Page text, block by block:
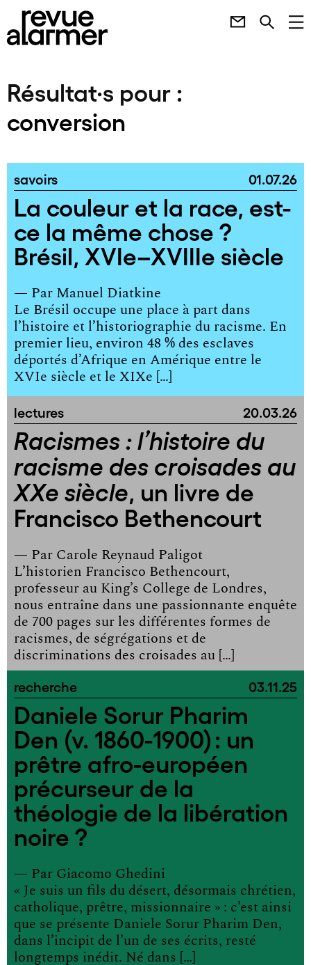
Résultat·s pour :
conversion
savoirs 01.07.26
La couleur et la race, est-
ce la même chose ?
Brésil, XVIe–XVIIIe siècle
— Par Manuel Diatkine
Le Brésil occupe une place à part dans
l’histoire et l’historiographie du racisme. En
premier lieu, environ 48 % des esclaves
déportés d’Afrique en Amérique entre le
XVIe siècle et le XIXe […]
lectures 20.03.26
Racismes : l’histoire du
racisme des croisades au
XXe siècle, un livre de
Francisco Bethencourt
— Par Carole Reynaud Paligot
L’historien Francisco Bethencourt,
professeur au King’s College de Londres,
nous entraîne dans une passionnante enquête
de 700 pages sur les différentes formes de
racismes, de ségrégations et de
discriminations des croisades au […]
recherche 03.11.25
Daniele Sorur Pharim
Den (v. 1860-1900) : un
prêtre afro-européen
précurseur de la
théologie de la libération
noire ?
— Par Giacomo Ghedini
« Je suis un fils du désert, désormais chrétien,
catholique, prêtre, missionnaire » : c’est ainsi
que se présente Daniele Sorur Pharim Den,
dans l’incipit de l’un de ses écrits, resté
longtemps inédit. Né dans […]